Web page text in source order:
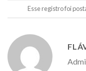
Esse registro foi